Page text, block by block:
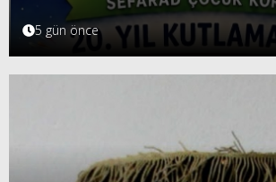
5 gün önce